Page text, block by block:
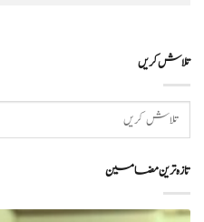
تلاش کریں
تازہ ترین مضامین